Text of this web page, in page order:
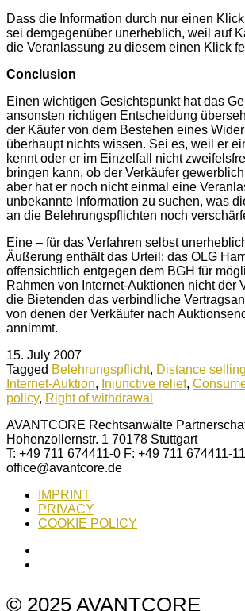
Dass die Information durch nur einen
sei demgegenüber unerheblich, weil auf
die Veranlassung zu diesem einen Klick
Conclusion
Einen wichtigen Gesichtspunkt hat das
ansonsten richtigen Entscheidung
der Käufer von dem Bestehen eines
überhaupt nichts wissen. Sei es, weil er
kennt oder er im Einzelfall nicht
bringen kann, ob der Verkäufer
aber hat er noch nicht einmal eine
unbekannte Information zu suchen, was
an die Belehrungspflichten noch
Eine – für das Verfahren selbst
Äußerung enthält das Urteil: das OLG
offensichtlich entgegen dem BGH für
Rahmen von Internet-Auktionen nicht der
die Bietenden das verbindliche
von denen der Verkäufer nach
annimmt.
15. July 2007
Tagged Belehrungspflicht, Distance selling
Internet-Auktion, Injunctive relief,
policy, Right of withdrawal
AVANTCORE Rechtsanwälte
Hohenzollernstr. 1 70178 Stuttgart
T: +49 711 674411-0 F: +49 711 674411-
office@avantcore.de
IMPRINT
PRIVACY
COOKIE POLICY
© 2025 AVANTCORE